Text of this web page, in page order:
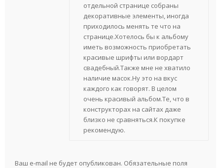
отдельной странице собраны
декоративные элементы, иногда
приходилось менять те что на
странице.Хотелось бы к альбому
иметь возможность приобретать
красивые шрифты или вордарт
свадебный.Также мне не хватило
наличие масок.Ну это на вкус
каждого как говорят. В целом
очень красивый альбом.Те, что в
конструкторах на сайтах даже
близко не сравняться.К покупке
рекомендую.
Ваш e-mail не будет опубликован. Обязательные поля